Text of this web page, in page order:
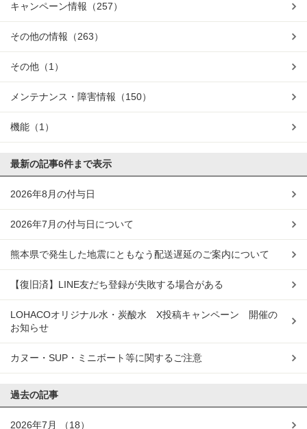
キャンペーン情報 （257）
その他の情報 （263）
その他 （1）
メンテナンス・障害情報 （150）
機能 （1）
最新の記事6件まで表示
2026年8月の付与日
2026年7月の付与日について
熊本県で発生した地震にともなう配送遅延のご案内について
【復旧済】LINE友だち登録が失敗する場合がある
LOHACOオリジナル水・炭酸水 X投稿キャンペーン 開催の
お知らせ
カヌー・SUP・ミニボート等に関するご注意
過去の記事
2026年7月 （18）